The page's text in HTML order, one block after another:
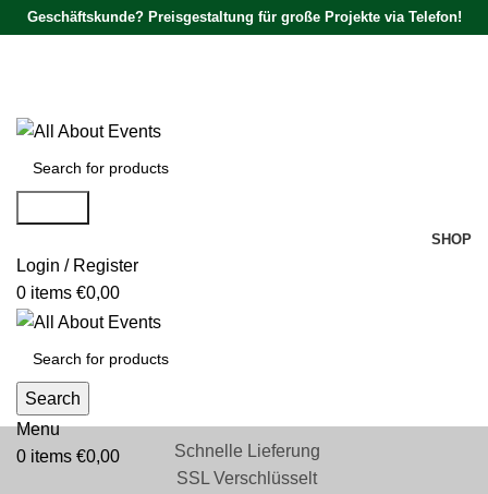
Geschäftskunde? Preisgestaltung für große Projekte via Telefon!
SHOP
Login / Register
0 items €0,00
Search
Menu
0 items €0,00
Schnelle Lieferung
SSL Verschlüsselt